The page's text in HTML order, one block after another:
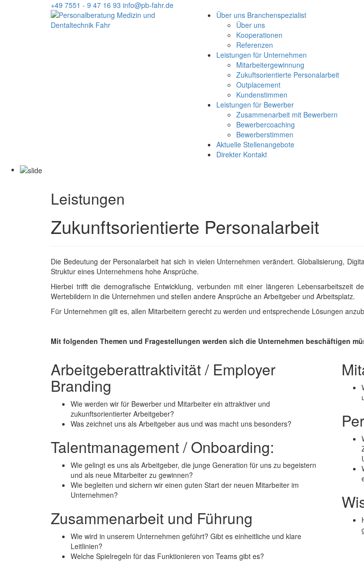
+49 7551 - 9 47 16 93 info@pb-fahr.de
Über uns Branchenspezialist
Über uns
Kooperationen
Referenzen
Leistungen für Unternehmen
Mitarbeitergewinnung
Zukuftsorientierte Personalarbeit
Outplacement
Kundenstimmen
Leistungen für Bewerber
Zusammenarbeit mit Bewerbern
Bewerbercoaching
Bewerberstimmen
Aktuelle Stellenangebote
Direkter Kontakt
Leistungen
Zukunftsorientierte Personalarbeit
Die Bedeutung der Personalarbeit hat sich in vielen Unternehmen verändert. Globalisierung,
Struktur eines Unternehmens hohe Ansprüche.
Hierbei trifft die demografische Entwicklung, verbunden mit einer längeren
Wertebildern in die Unternehmen und stellen andere Ansprüche an Arbeitgeber und Arbeitsplatz.
Für Unternehmen gilt es, allen Mitarbeitern gerecht zu werden und entsprechende Lösungen
Mit folgenden Themen und Fragestellungen werden sich die Unternehmen beschäftigen
Arbeitgeberattraktivität / Employer
Branding
Wie werden wir für Bewerber und Mitarbeiter ein attraktiver und
zukunftsorientierter Arbeitgeber?
Was zeichnet uns als Arbeitgeber aus und was macht uns besonders?
Talentmanagement / Onboarding:
Wie gelingt es uns als Arbeitgeber, die junge Generation für uns zu begeistern
und als neue Mitarbeiter zu gewinnen?
Wie begleiten und sichern wir einen guten Start der neuen Mitarbeiter im
Unternehmen?
Zusammenarbeit und Führung
Wie wird in unserem Unternehmen geführt? Gibt es einheitliche und klare
Leitlinien?
Welche Spielregeln für das Funktionieren von Teams gibt es?